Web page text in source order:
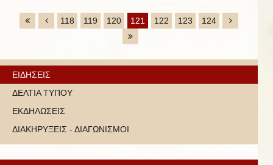
118 119 120 121 122 123 124
ΕΙΔΗΣΕΙΣ
ΔΕΛΤΙΑ ΤΥΠΟΥ
ΕΚΔΗΛΩΣΕΙΣ
ΔΙΑΚΗΡΥΞΕΙΣ - ΔΙΑΓΩΝΙΣΜΟΙ